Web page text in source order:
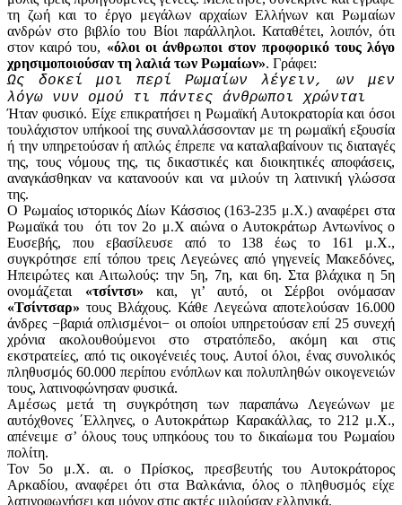
τη ζωή και το έργο μεγάλων αρχαίων Ελλήνων και Ρωμαίων
ανδρών στο βιβλίο του Βίοι παράλληλοι. Καταθέτει, λοιπόν, ότι
στον καιρό του, «όλοι οι άνθρωποι στον προφορικό τους λόγο
χρησιμοποιούσαν τη λαλιά των Ρωμαίων». Γράφει:
Ως δοκεί μοι περί Ρωμαίων λέγειν, ων μεν
λόγω νυν ομού τι πάντες άνθρωποι χρώνται
Ήταν φυσικό. Είχε επικρατήσει η Ρωμαϊκή Αυτοκρατορία και όσοι
τουλάχιστον υπήκοοί της συναλλάσσονταν με τη ρωμαϊκή εξουσία
ή την υπηρετούσαν ή απλώς έπρεπε να καταλαβαίνουν τις διαταγές
της, τους νόμους της, τις δικαστικές και διοικητικές αποφάσεις,
αναγκάσθηκαν να κατανοούν και να μιλούν τη λατινική γλώσσα
της.
Ο Ρωμαίος ιστορικός Δίων Κάσσιος (163-235 μ.Χ.) αναφέρει στα
Ρωμαϊκά του ότι τον 2o μ.Χ αιώνα ο Αυτοκράτωρ Αντωνίνος ο
Ευσεβής, που εβασίλευσε από το 138 έως το 161 μ.Χ.,
συγκρότησε επί τόπου τρεις Λεγεώνες από γηγενείς Μακεδόνες,
Ηπειρώτες και Αιτωλούς: την 5η, 7η, και 6η. Στα βλάχικα η 5η
ονομάζεται «τσίντσι» και, γι’ αυτό, οι Σέρβοι ονόμασαν
«Τσίντσαρ» τους Βλάχους. Κάθε Λεγεώνα αποτελούσαν 16.000
άνδρες −βαριά οπλισμένοι− οι οποίοι υπηρετούσαν επί 25 συνεχή
χρόνια ακολουθούμενοι στο στρατόπεδο, ακόμη και στις
εκστρατείες, από τις οικογένειές τους. Αυτοί όλοι, ένας συνολικός
πληθυσμός 60.000 περίπου ενόπλων και πολυπληθών οικογενειών
τους, λατινοφώνησαν φυσικά.
Αμέσως μετά τη συγκρότηση των παραπάνω Λεγεώνων με
αυτόχθονες ΄Ελληνες, ο Αυτοκράτωρ Καρακάλλας, το 212 μ.Χ.,
απένειμε σ’ όλους τους υπηκόους του το δικαίωμα του Ρωμαίου
πολίτη.
Τον 5o μ.Χ. αι. ο Πρίσκος, πρεσβευτής του Αυτοκράτορος
Αρκαδίου, αναφέρει ότι στα Βαλκάνια, όλος ο πληθυσμός είχε
λατινοφωνήσει και μόνον στις ακτές μιλούσαν ελληνικά.